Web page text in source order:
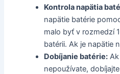
Kontrola napätia
napätie batérie
malo byť v rozmedzí
batérii. Ak je napätie
Dobíjanie batérie:
nepoužívate,